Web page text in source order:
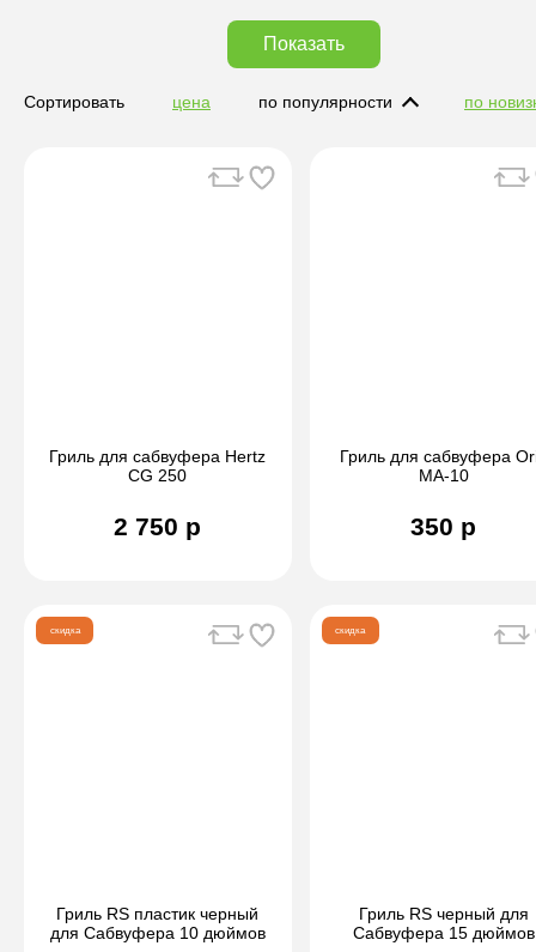
Показать
Сортировать цена по популярности по
Гриль для сабвуфера Hertz
CG 250
2 750 р
Гриль для сабвуфера
MA-10
350 р
Гриль RS пластик черный
для Сабвуфера 10 дюймов
скидка
Гриль RS черный для
Сабвуфера 15 дюймов
скидка